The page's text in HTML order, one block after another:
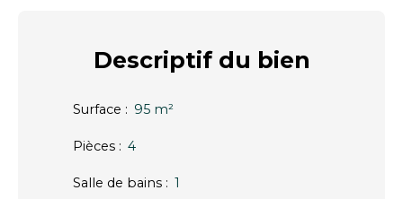
Descriptifdu bien
Surface : 95 m²
Pièces : 4
Salle de bains : 1